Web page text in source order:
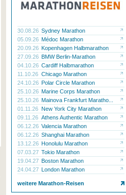
30.08.26 Sydney Marathon
05.09.26 Médoc Marathon
20.09.26 Kopenhagen Halbmarathon
27.09.26 BMW Berlin-Marathon
04.10.26 Cardiff Halbmarathon
11.10.26 Chicago Marathon
24.10.26 Polar Circle Marathon
25.10.26 Marine Corps Marathon
25.10.26 Mainova Frankfurt Maratho...
01.11.26 New York City Marathon
09.11.26 Athens Authentic Marathon
06.12.26 Valencia Marathon
06.12.26 Shanghai Marathon
13.12.26 Honolulu Marathon
07.03.27 Tokio Marathon
19.04.27 Boston Marathon
24.04.27 London Marathon
weitere Marathon-Reisen